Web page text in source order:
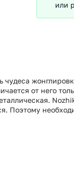
или
чудеса
от него
Поэтому